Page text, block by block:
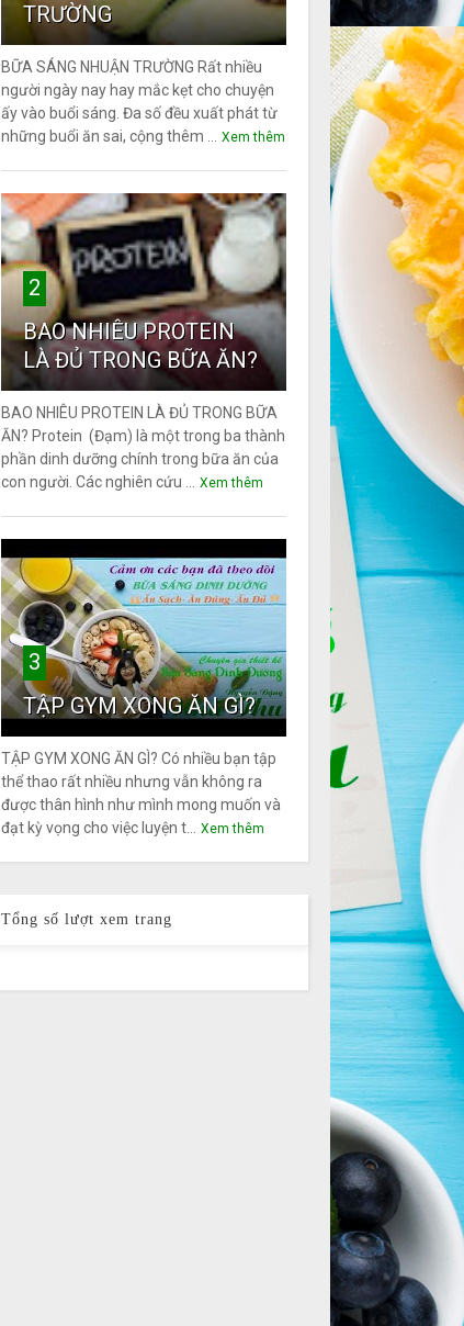
TRƯỜNG
BỮA SÁNG NHUẬN TRƯỜNG Rất nhiều
người ngày nay hay mắc kẹt cho chuyện
ấy vào buổi sáng. Đa số đều xuất phát từ
những buổi ăn sai, cộng thêm ...
Xem thêm
2
BAO NHIÊU PROTEIN
LÀ ĐỦ TRONG BỮA ĂN?
BAO NHIÊU PROTEIN LÀ ĐỦ TRONG BỮA
ĂN? Protein (Đạm) là một trong ba thành
phần dinh dưỡng chính trong bữa ăn của
con người. Các nghiên cứu ...
Xem thêm
3
TẬP GYM XONG ĂN GÌ?
TẬP GYM XONG ĂN GÌ? Có nhiều bạn tập
thể thao rất nhiều nhưng vẫn không ra
được thân hình như mình mong muốn và
đạt kỳ vọng cho việc luyện t...
Xem thêm
Tổng số lượt xem trang